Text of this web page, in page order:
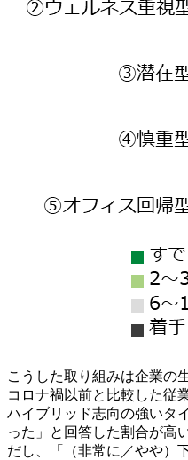
こうした取り組みは企業の
コロナ禍以前と比較した従
ハイブリッド志向の強いタ
った」と回答した割合が高
だし、「（非常に／やや）